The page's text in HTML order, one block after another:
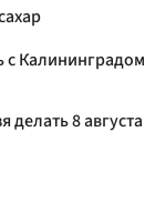
с Калининградом
8 августа